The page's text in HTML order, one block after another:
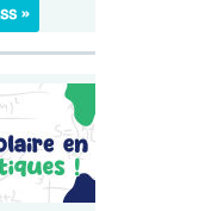
»